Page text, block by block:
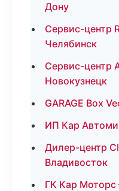
Дону
Сервис-центр
Челябинск
Сервис-центр
Новокузнецк
GARAGE Box
ИП Кар
Дилер-центр
Владивосток
ГК Кар